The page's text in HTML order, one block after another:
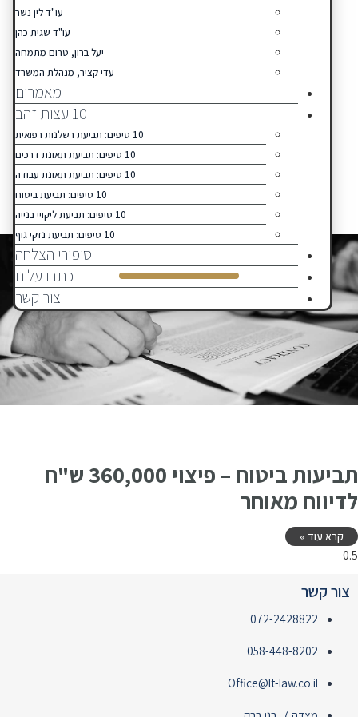
עו"ד לין נשר
עו"ד שגית כהן
יעל ברון, טרום מתמחה
עדי קציר, מנהלת המשרד
מאמרים
10 עצות זהב
10 טיפים: תביעת רשלנות רפואית
10 טיפים: תביעת תאונת דרכים
10 טיפים: תביעת תאונת עבודה
10 טיפים: תביעת ביטוח
10 טיפים: תביעת ליקויי בנייה
10 טיפים: תביעת נזקי גוף
סיפורי הצלחה
כתבו עלינו
צור קשר
שריפה
תביעות ביטוח – פיצוי 360,000 ש"ח
לדיווח מאוחר
קרא עוד »
צור קשר
072-2428822
058-448-8202
Office@lt-law.co.il